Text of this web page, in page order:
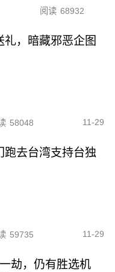
阅读 68932
，暗藏邪恶企图
58048 11-29
跑去台湾支持台独
59735 11-29
劫，仍有胜选机